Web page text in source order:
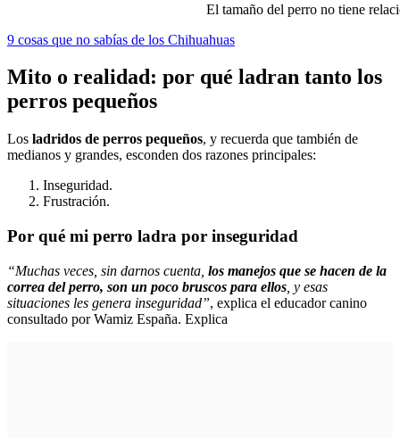
El tamaño del perro no tiene
9 cosas que no sabías de los Chihuahuas
Mito o realidad: por qué ladran tanto los
perros pequeños
Los ladridos de perros pequeños, y recuerda que también de
medianos y grandes, esconden dos razones principales:
Inseguridad.
Frustración.
Por qué mi perro ladra por inseguridad
“Muchas veces, sin darnos cuenta, los manejos que se hacen de la
correa del perro, son un poco bruscos para ellos , y esas
situaciones les genera inseguridad”, explica el educador canino
consultado por Wamiz España. Explica